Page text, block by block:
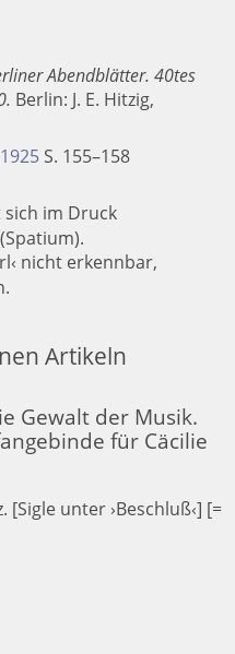
Abendblätter. 40tes
Berlin: J. E. Hitzig,
S. 155–158
sich im Druck
nicht erkennbar,
Artikeln
Gewalt der Musik.
für Cäcilie
[Sigle unter ›Beschluß‹] [=